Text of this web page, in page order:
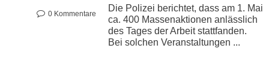
0 Kommentare
Die Polizei berichtet, dass am 1. Mai
ca. 400 Massenaktionen anlässlich
des Tages der Arbeit stattfanden.
Bei solchen Veranstaltungen ...